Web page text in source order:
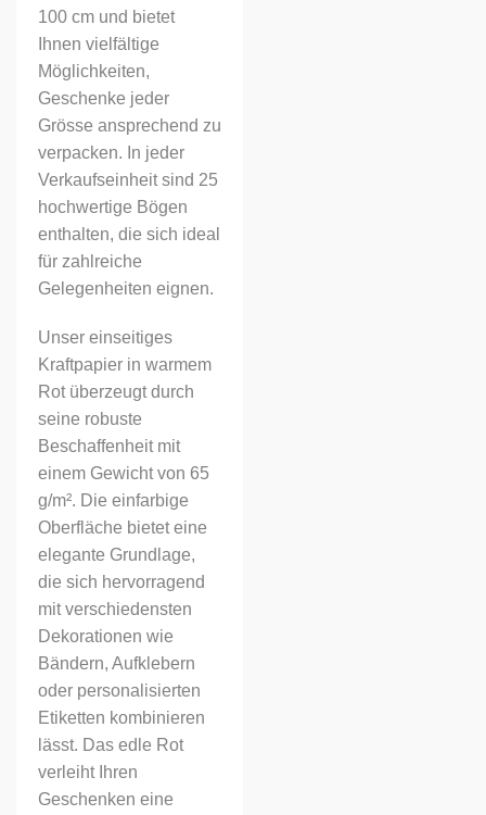
100 cm und bietet
Ihnen vielfältige
Möglichkeiten,
Geschenke jeder
Grösse ansprechend zu
verpacken. In jeder
Verkaufseinheit sind 25
hochwertige Bögen
enthalten, die sich ideal
für zahlreiche
Gelegenheiten eignen.
Unser einseitiges
Kraftpapier in warmem
Rot überzeugt durch
seine robuste
Beschaffenheit mit
einem Gewicht von 65
g/m². Die einfarbige
Oberfläche bietet eine
elegante Grundlage,
die sich hervorragend
mit verschiedensten
Dekorationen wie
Bändern, Aufklebern
oder personalisierten
Etiketten kombinieren
lässt. Das edle Rot
verleiht Ihren
Geschenken eine